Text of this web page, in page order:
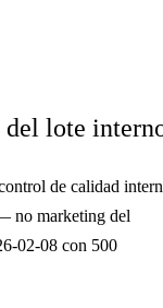
lote
de calidad
no marketing del
02-08 con 500